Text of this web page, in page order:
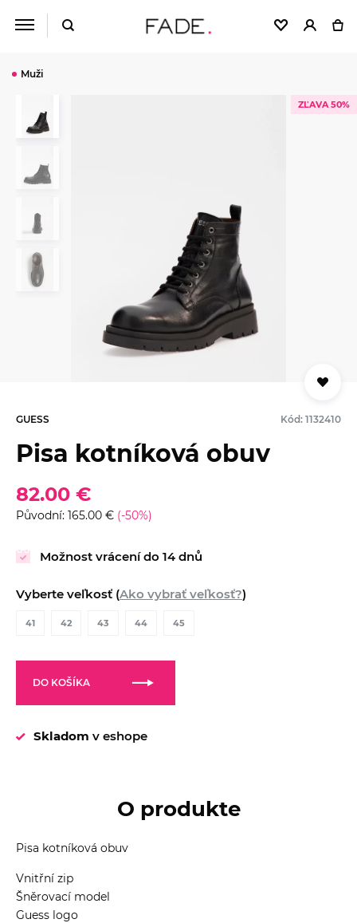
Muži
ZĽAVA 50%
GUESS Kód: 1132410
Pisa kotníková obuv
82.00 €
Původní: 165.00 € (-50%)
Možnost vrácení do 14 dnů
Vyberte veľkosť (Ako vybrať veľkosť?)
41 42 43 44 45
DO KOŠÍKA
Skladom v eshope
O produkte
Pisa kotníková obuv
Vnitřní zip
Šněrovací model
Guess logo